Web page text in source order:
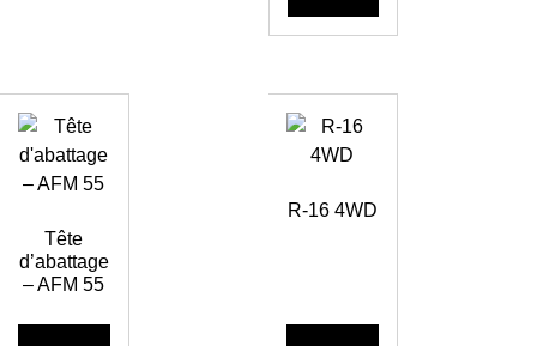
Tête
d’abattage
– AFM 55
R-16 4WD